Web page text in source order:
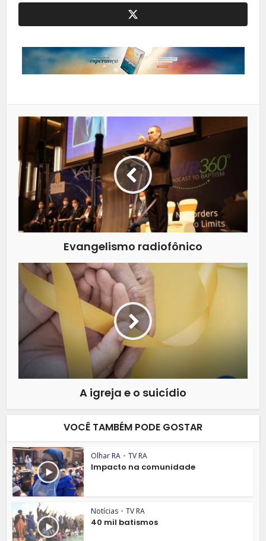
Evangelismo radiofônico
A igreja e o suicídio
VOCÊ TAMBÉM PODE GOSTAR
Olhar RA • TV RA
Impacto na comunidade
Notícias • TV RA
40 mil batismos